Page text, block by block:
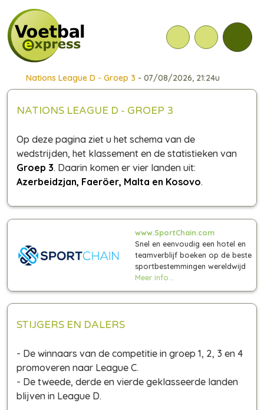
Nations League D - Groep 3 - 07/08/2026, 21:24u
NATIONS LEAGUE D - GROEP 3
Op deze pagina ziet u het schema van de
wedstrijden, het klassement en de statistieken van
Groep 3. Daarin komen er vier landen uit:
Azerbeidzjan, Faeröer, Malta en Kosovo.
www.SportChain.com
Snel en eenvoudig een hotel en
teamverblijf boeken op de beste
sportbestemmingen wereldwijd
Meer info...
STIJGERS EN DALERS
- De winnaars van de competitie in groep 1, 2, 3 en 4
promoveren naar League C.
- De tweede, derde en vierde geklasseerde landen
blijven in League D.